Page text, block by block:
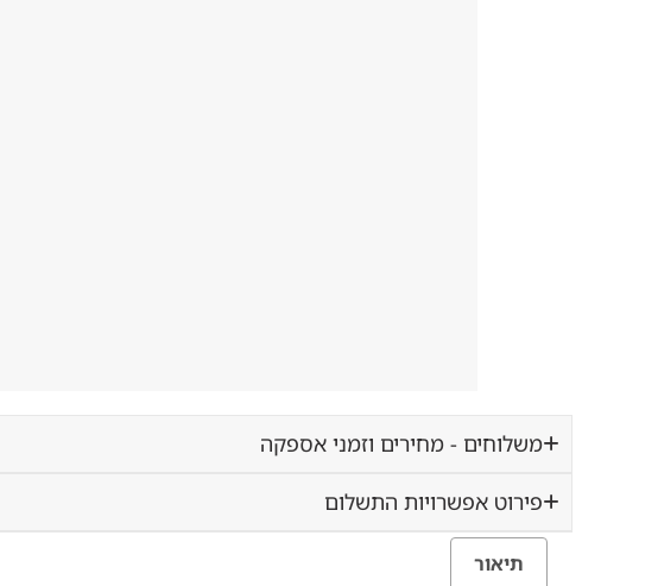
משלוחים - מחירים וזמני אספקה
פירוט אפשרויות התשלום
תיאור